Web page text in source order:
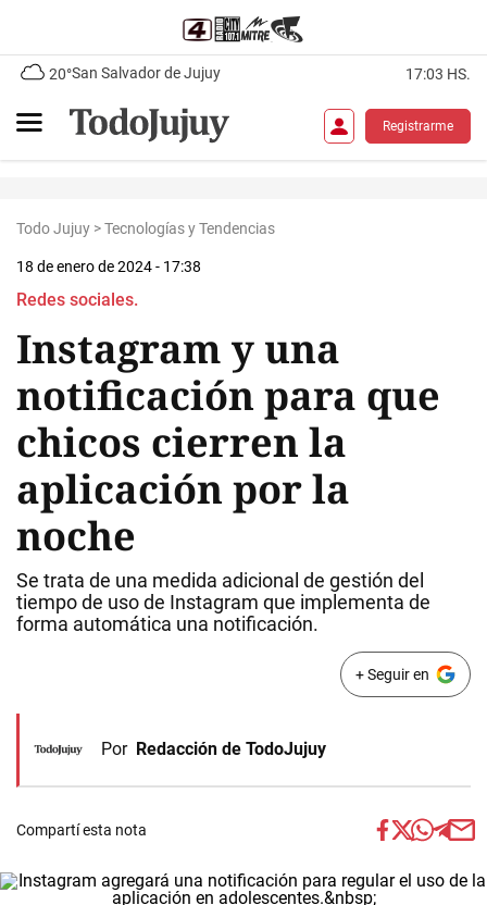
20°San Salvador de Jujuy 17:03 HS.
Registrarme
Todo Jujuy >Tecnologías y Tendencias
18 de enero de 2024 - 17:38
Redes sociales.
Instagram y una
notificación para que
chicos cierren la
aplicación por la
noche
Se trata de una medida adicional de gestión del
tiempo de uso de Instagram que implementa de
forma automática una notificación.
+ Seguir en
Por Redacción de TodoJujuy
Compartí esta nota